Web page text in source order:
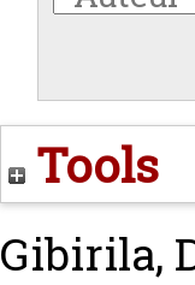
Tools
Gibirila,